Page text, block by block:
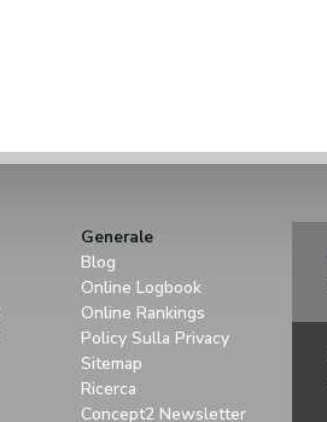
Generale
Blog
Online Logbook
Online Rankings
Policy Sulla Privacy
Sitemap
Ricerca
Concept2 Newsletter